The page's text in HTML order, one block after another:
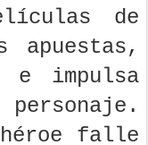
de
de
apuestas,
e impulsa